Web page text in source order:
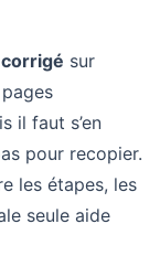
sur
il faut s’en
pour recopier.
les étapes, les
seule aide